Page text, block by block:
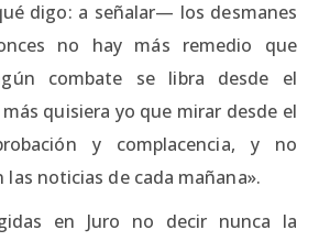
digo: a señalar— los desmanes
no hay más remedio que
combate se libra desde el
quisiera yo que mirar desde el
y complacencia, y no
noticias de cada mañana».
en Juro no decir nunca la